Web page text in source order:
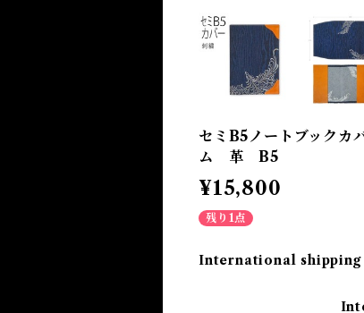
セミB5ノートブック
ム 革 B5
¥15,800
残り1点
International